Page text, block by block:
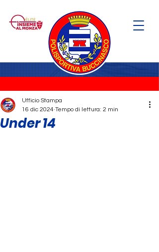
Under 14
Ufficio Stampa
16 dic 2024 Tempo di lettura: 2 min